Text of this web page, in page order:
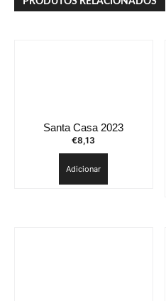
Santa Casa 2023
€8,13
Adicionar